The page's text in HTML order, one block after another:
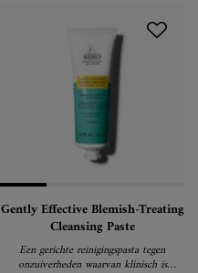
Gently Effective Blemish-Treating
Cleansing Paste
Een gerichte reinigingspasta tegen
onzuiverheden waarvan klinisch is